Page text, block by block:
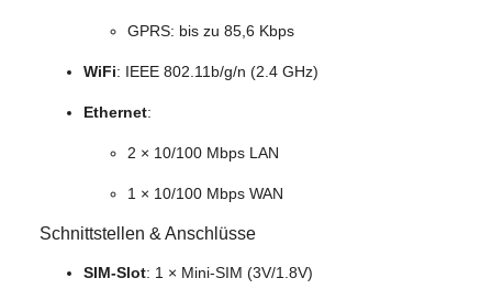
GPRS: bis zu 85,6 Kbps
WiFi: IEEE 802.11b/g/n (2.4 GHz)
Ethernet:
2 × 10/100 Mbps LAN
1 × 10/100 Mbps WAN
Schnittstellen & Anschlüsse
SIM-Slot: 1 × Mini-SIM (3V/1.8V)